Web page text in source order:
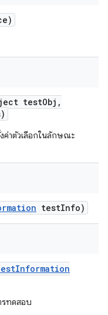
testObj ,
ค่าตัวเลือกในลักษณะ
testInfo)
Information
รทดสอบ